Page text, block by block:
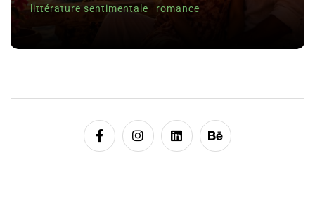
littérature sentimentale romance